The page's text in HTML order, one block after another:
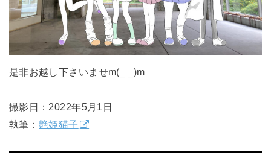
是非お越し下さいませm(_ _)m
撮影日：2022年5月1日
執筆：艶姫猫子